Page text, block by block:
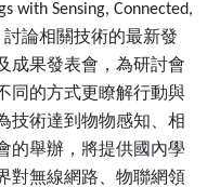
with Sensing, Connected,
論相關技術的最新發
成果發表會，為研討會
同的方式更瞭解行動與
技術達到物物感知、相
的舉辦，將提供國內學
對無線網路、物聯網領